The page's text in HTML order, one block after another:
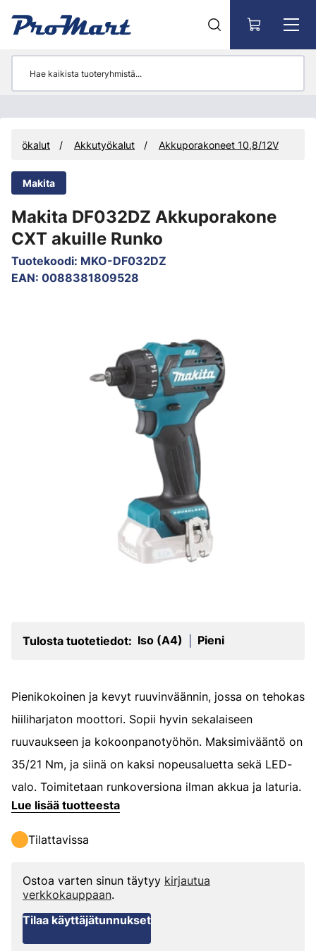
Työkalut Akkutyökalut Akkuporakoneet 10,8/12V
Makita
Makita DF032DZ Akkuporakone
CXT akuille Runko
Tuotekoodi: MKO-DF032DZ
EAN: 0088381809528
Tulosta tuotetiedot: Iso (A4) Pieni
Pienikokoinen ja kevyt ruuvinväännin, jossa on tehokas
hiiliharjaton moottori. Sopii hyvin sekalaiseen
ruuvaukseen ja kokoonpanotyöhön. Maksimivääntö on
35/21 Nm, ja siinä on kaksi nopeusaluetta sekä LED-
valo. Toimitetaan runkoversiona ilman akkua ja laturia.
Lue lisää tuotteesta
Tilattavissa
Ostoa varten sinun täytyy kirjautua
verkkokauppaan.
Tilaa käyttäjätunnukset